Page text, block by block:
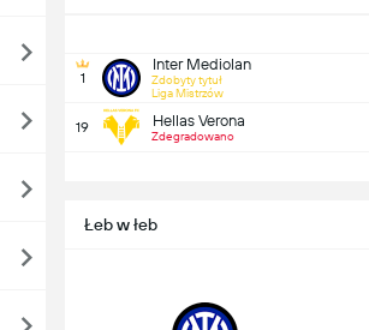
1
Inter Mediolan
Zdobyty tytuł
Liga Mistrzów
19 Hellas Verona
Zdegradowano
Łeb w łeb